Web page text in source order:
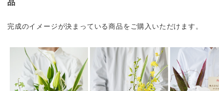
品
完成のイメージが決まっている商品をご購入いただけます。